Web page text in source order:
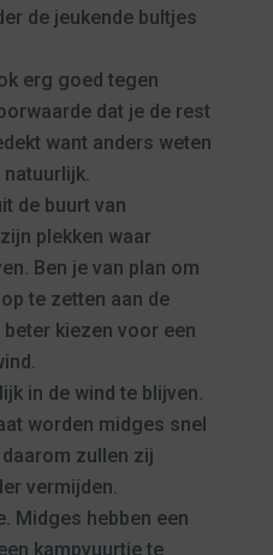
de jeukende bultjes
erg goed tegen
dat je de rest
want anders weten
de buurt van
plekken waar
Ben je van plan om
te zetten aan de
kiezen voor een
in de wind te blijven.
worden midges snel
zullen zij
vermijden.
Midges hebben een
kampvuurtje te